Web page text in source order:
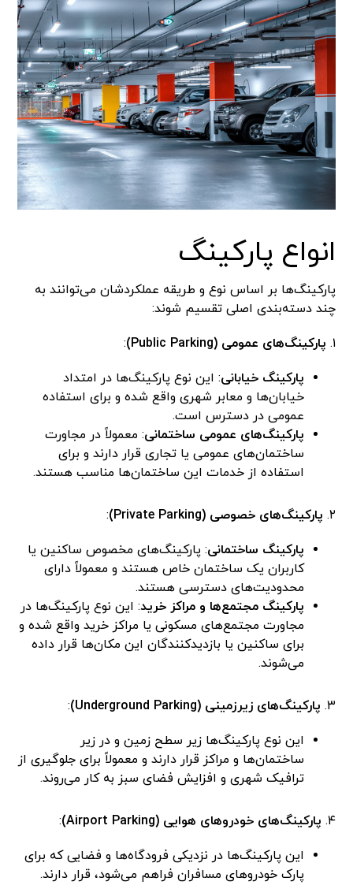
انواع پارکینگ
پارکینگ‌ها بر اساس نوع و طریقه عملکردشان می‌توانند به
چند دسته‌بندی اصلی تقسیم شوند:
۱. پارکینگ‌های عمومی (Public Parking)
:
پارکینگ خیابانی: این نوع پارکینگ‌ها در امتداد
خیابان‌ها و معابر شهری واقع شده و برای استفاده
عمومی در دسترس است.
پارکینگ‌های عمومی ساختمانی: معمولاً در مجاورت
ساختمان‌های عمومی یا تجاری قرار دارند و برای
استفاده از خدمات این ساختمان‌ها مناسب هستند.
۲. پارکینگ‌های خصوصی (Private Parking)
:
پارکینگ ساختمانی: پارکینگ‌های مخصوص ساکنین یا
کاربران یک ساختمان خاص هستند و معمولاً دارای
محدودیت‌های دسترسی هستند.
پارکینگ مجتمع‌ها و مراکز خرید: این نوع پارکینگ‌ها در
مجاورت مجتمع‌های مسکونی یا مراکز خرید واقع شده و
برای ساکنین یا بازدیدکنندگان این مکان‌ها قرار داده
می‌شوند.
۳. پارکینگ‌های زیرزمینی (Underground Parking)
:
این نوع پارکینگ‌ها زیر سطح زمین و در زیر
ساختمان‌ها و مراکز قرار دارند و معمولاً برای جلوگیری از
ترافیک شهری و افزایش فضای سبز به کار می‌روند.
۴. پارکینگ‌های خودروهای هوایی (Airport Parking)
:
این پارکینگ‌ها در نزدیکی فرودگاه‌ها و فضایی که برای
پارک خودروهای مسافران فراهم می‌شود، قرار دارند.